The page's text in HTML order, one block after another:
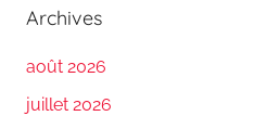
Archives
août 2026
juillet 2026